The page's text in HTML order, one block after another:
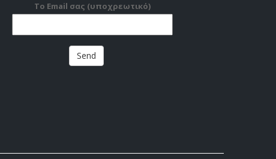
Το Email σας (υποχρεωτικό)